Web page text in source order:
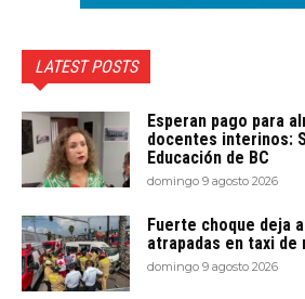
LATEST POSTS
Esperan pago para
docentes interinos:
Educación de BC
domingo 9 agosto 2026
Fuerte choque deja
atrapadas en taxi de
domingo 9 agosto 2026